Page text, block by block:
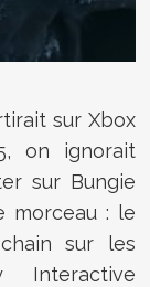
sur Xbox
on ignorait
sur Bungie
morceau : le
sur les
Interactive